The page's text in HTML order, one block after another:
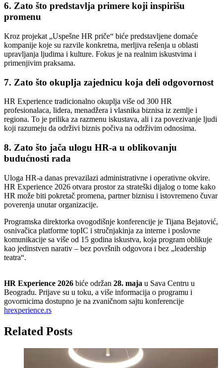
6. Zato što predstavlja primere koji inspirišu
promenu
Kroz projekat „Uspešne HR priče“ biće predstavljene domaće
kompanije koje su razvile konkretna, merljiva rešenja u oblasti
upravljanja ljudima i kulture. Fokus je na realnim iskustvima i
primenjivim praksama.
7. Zato što okuplja zajednicu koja deli odgovornost
HR Experience tradicionalno okuplja više od 300 HR
profesionalaca, lidera, menadžera i vlasnika biznisa iz zemlje i
regiona. To je prilika za razmenu iskustava, ali i za povezivanje ljudi
koji razumeju da održivi biznis počiva na održivim odnosima.
8. Zato što jača ulogu HR-a u oblikovanju
budućnosti rada
Uloga HR-a danas prevazilazi administrativne i operativne okvire.
HR Experience 2026 otvara prostor za strateški dijalog o tome kako
HR može biti pokretač promena, partner biznisu i istovremeno čuvar
poverenja unutar organizacije.
Programska direktorka ovogodišnje konferencije je Tijana Bejatović,
osnivačica platforme topIC i stručnjakinja za interne i poslovne
komunikacije sa više od 15 godina iskustva, koja program oblikuje
kao jedinstven narativ – bez površnih odgovora i bez „leadership
teatra“.
HR Experience 2026 biće održan 28. maja u Sava Centru u
Beogradu. Prijave su u toku, a više informacija o programu i
govornicima dostupno je na zvaničnom sajtu konferencije
hrexperience.rs
Related Posts